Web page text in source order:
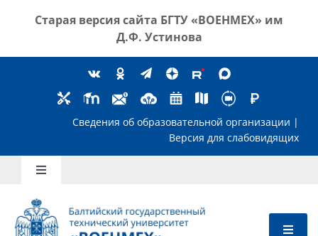
Старая версия сайта БГТУ «ВОЕНМЕХ» им
Д.Ф. Устинова
Сведения об образовательной
Toggle
Школьникам